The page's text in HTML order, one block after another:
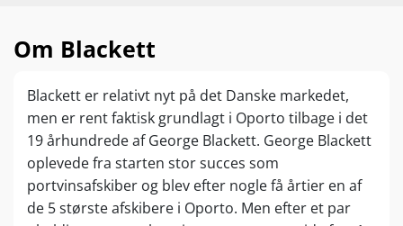
Om Blackett
Blackett er relativt nyt på det Danske markedet,
men er rent faktisk grundlagt i Oporto tilbage i det
19 århundrede af George Blackett. George Blackett
oplevede fra starten stor succes som
portvinsafskiber og blev efter nogle få årtier en af
de 5 største afskibere i Oporto. Men efter et par